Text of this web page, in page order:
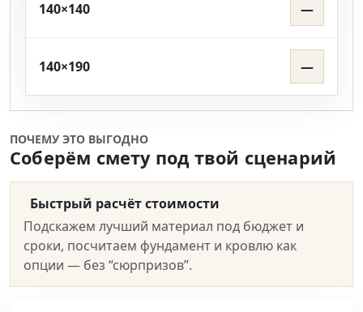
140×140 —
140×190 —
ПОЧЕМУ ЭТО ВЫГОДНО
Соберём смету под твой сценарий
Быстрый расчёт стоимости
Подскажем лучший материал под бюджет и
сроки, посчитаем фундамент и кровлю как
опции — без “сюрпризов”.